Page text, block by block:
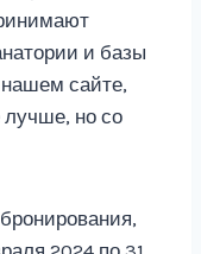
и базы
сайте,
лучше, но со